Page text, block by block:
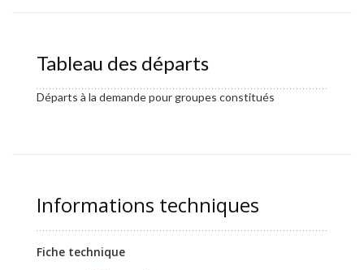
Tableau des départs
Départs à la demande pour groupes constitués
Informations techniques
Fiche technique